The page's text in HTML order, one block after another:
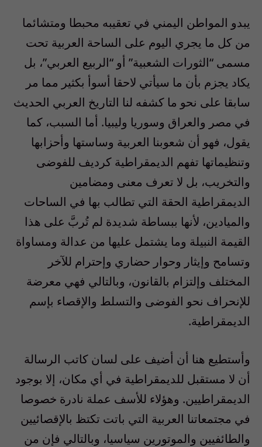
يبدو المواطن اليمني في تعقيبه محبطا ومتشائما
من كل ما يجري اليوم على الساحة العربية تحت
مسمى “الثورات الشعبية” أو “الربيع العربي”، بل
يكاد يجزم بأن ما سيأتي لاحقا أسوأ بكثير مما مر
سابقا على نحو ما كشفه لنا التاريخ العربي الحديث
في مصر والعراق وسوريا وليبيا. أما السبب، كما
يقول، فهو أن شعوبنا العربية وساستها وأحزابها
وتنظيماتها تفهم الديمقراطية كرديف للفوضى
والتخريب، بل لا تعرف معنى ومضامين
الديمقراطية الحقة التي تطالب بها في الساحات
والميادين، لأنها ببساطة شديدة لم تُربَّ على هذا
القيمة النبيلة وما يشتمل عليها من عدالة ومساواة
وتسامح وإيثار وحوار حضاري وإحترام للآخر
المختلف وإلتزام بالقانون، وبالتالي فهي معرضة
للإنحراف نحو الفوضى والتسلط والإقصاء بإسم
الديمقراطية.
وأستطيع هنا أن أضيف على لسان كاتب الرسالة
أن لا مستقبل للديمقراطية في أي مكان، إلا بوجود
الديمقراطيين. وهؤلاء للأسف عملة نادرة خصوصا
في مجتمعاتنا العربية التي باتت تكتظ بالإقصائيين
والطائفيين والموتورين سياسيا، وبالتالي فإن من